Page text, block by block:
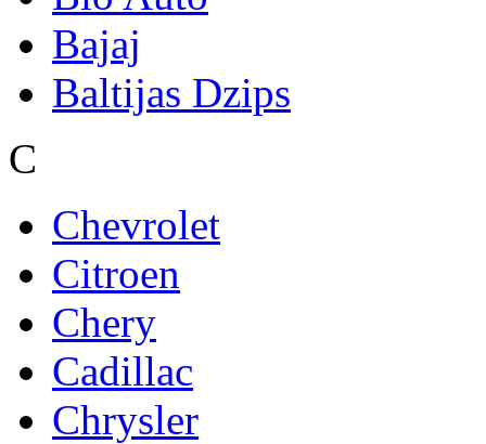
Bajaj
Baltijas Dzips
C
Chevrolet
Citroen
Chery
Cadillac
Chrysler